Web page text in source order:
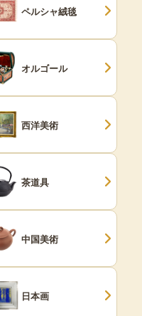
ペルシャ絨毯
オルゴール
西洋美術
茶道具
中国美術
日本画